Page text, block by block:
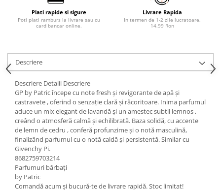
Plati rapide si sigure
Poti plati ramburs la livrare sau cu
card bancar online.
Livrare Rapida
In termen de 1-2 zile lucratoare,
14.99 Ron
Descriere
Descriere Detalii Descriere
GP by Patric începe cu note fresh și revigorante de apă și
castravete , oferind o senzație clară și răcoritoare. Inima parfumul
aduce un mix elegant de lavandă și un amestec subtil lemnos ,
creând o atmosferă calmă și echilibrată. Baza solidă, cu accente
de lemn de cedru , conferă profunzime și o notă masculină,
finalizând parfumul cu o notă caldă și persistentă. Similar cu
Givenchy Pi.
8682759703214
Parfumuri bărbați
by Patric
Comandă acum și bucură-te de livrare rapidă. Stoc limitat!